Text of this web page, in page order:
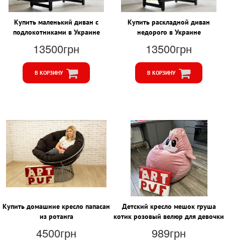
Купить маленький диван с
подлокотниками в Украине
13500грн
В КОРЗИНУ
Купить раскладной диван
недорого в Украине
13500грн
В КОРЗИНУ
Купить домашние кресло папасан
из ротанга
4500грн
Детский кресло мешок груша
котик розовый велюр для девочки
989грн